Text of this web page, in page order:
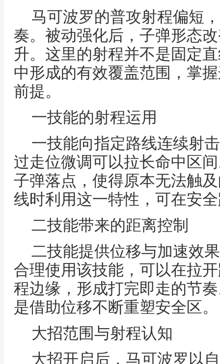
马可波罗的普攻射程偏短
奏。被动强化后，子弹形态
升。这里的射程并不是固定
中形成的有效覆盖范围，掌
前提。
一技能的射程运用
一技能向指定路线连续射
过走位微调可以拉长命中区
子弹落点，使得原本无法触
线时利用这一特性，可在安
二技能带来的距离控制
二技能提供位移与加速效
合理使用该技能，可以在拉
程边缘，形成打完即走的节
是借助位移不断重塑安全区。
大招范围与射程认知
大招开启后，马可波罗以